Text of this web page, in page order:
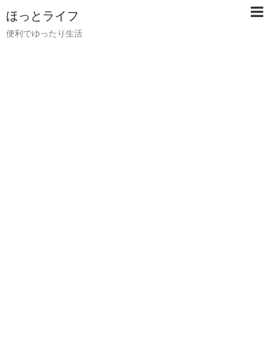
ほっとライフ
便利でゆったり生活